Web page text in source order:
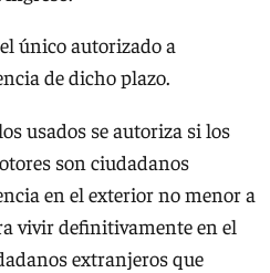
único autorizado a
de dicho plazo.
usados se autoriza si los
son ciudadanos
en el exterior no menor a
vivir definitivamente en el
extranjeros que